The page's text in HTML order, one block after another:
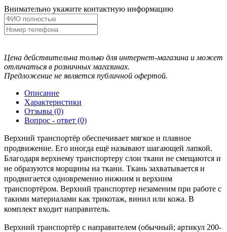
Внимательно укажите контактную информацию
Цена действительна только для интернет-магазина и может
отличаться в розничных магазинах.
Предложение не является публичной офертой.
Описание
Характеристики
Отзывы (0)
Вопрос - ответ (0)
Верхний транспортёр обеспечивает мягкое и плавное
продвижение. Его иногда ещё называют шагающей лапкой.
Благодаря верхнему транспортеру слои ткани не смещаются и
не образуются морщины на ткани. Ткань захватывается и
продвигается одновременно нижним и верхним
транспортёром. Верхний транспортер незаменим при работе с
такими материалами как трикотаж, винил или кожа. В
комплект входит направитель.
Верхний транспортёр с направителем (обычный; артикул 200-